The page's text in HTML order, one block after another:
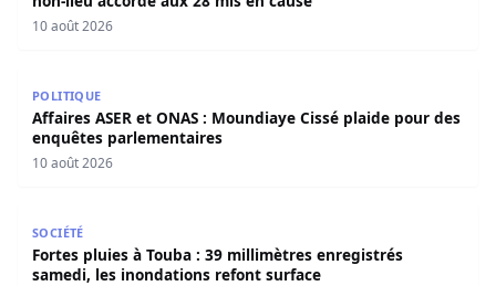
10 août 2026
POLITIQUE
Affaires ASER et ONAS : Moundiaye Cissé plaide pour des
enquêtes parlementaires
10 août 2026
SOCIÉTÉ
Fortes pluies à Touba : 39 millimètres enregistrés
samedi, les inondations refont surface